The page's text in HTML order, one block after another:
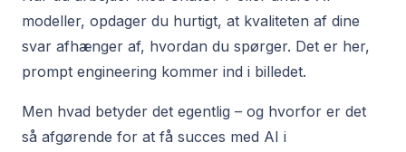
modeller, opdager du hurtigt, at kvaliteten af dine
svar afhænger af, hvordan du spørger. Det er her,
prompt engineering kommer ind i billedet.
Men hvad betyder det egentlig – og hvorfor er det
så afgørende for at få succes med AI i